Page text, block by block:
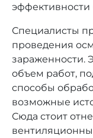
эффективности
Специалисты
проведения
зараженности.
объем работ,
способы
возможные
Сюда стоит